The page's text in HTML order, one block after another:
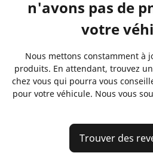
n'avons pas de
votre
Nous mettons constamment à
produits. En attendant, trouvez
chez vous qui pourra vous
pour votre véhicule. Nous vous
Trouver des